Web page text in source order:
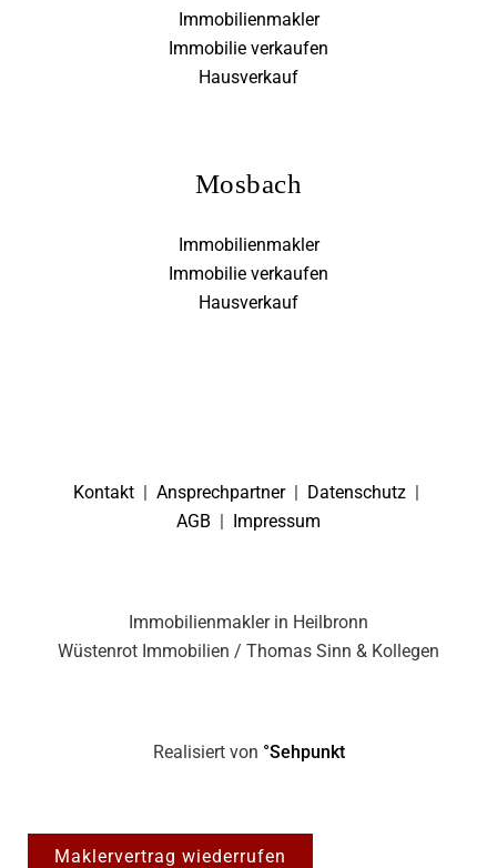
Immobilienmakler
Immobilie verkaufen
Hausverkauf
Mosbach
Immobilienmakler
Immobilie verkaufen
Hausverkauf
Kontakt Ansprechpartner| Datenschutz
AGB
Impressum
Immobilienmakler in Heilbronn
Wüstenrot Immobilien / Thomas Sinn & Kollegen
Realisiert von °Sehpunkt
Maklervertrag wiederrufen